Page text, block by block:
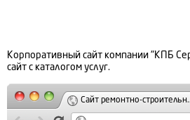
Корпоративный сайт компании "КПБ
сайт с каталогом услуг.
Сайт ремонтно-